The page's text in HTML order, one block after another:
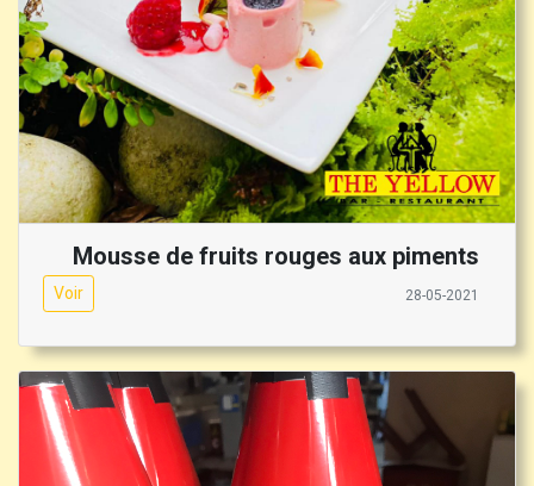
Mousse de fruits rouges aux piments
Voir 28-05-2021